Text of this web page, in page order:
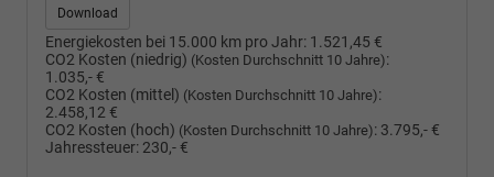
Download
Energiekosten bei 15.000 km pro Jahr: 1.521,45 €
CO2 Kosten (niedrig) (Kosten Durchschnitt 10 Jahre):
1.035,- €
CO2 Kosten (mittel) (Kosten Durchschnitt 10 Jahre):
2.458,12 €
CO2 Kosten (hoch) (Kosten Durchschnitt 10 Jahre): 3.795,- €
Jahressteuer: 230,- €